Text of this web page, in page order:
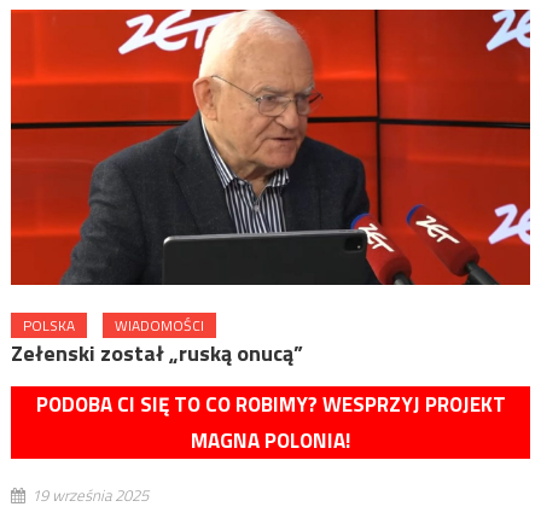
POLSKA WIADOMOŚCI
Zełenski został „ruską onucą”
PODOBA CI SIĘ TO CO ROBIMY? WESPRZYJ PROJEKT
MAGNA POLONIA!
19 września 2025